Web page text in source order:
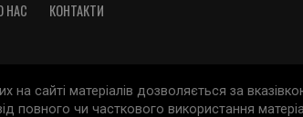
НАС КОНТАКТИ
сайті матеріалів дозволяється за
чи часткового використання